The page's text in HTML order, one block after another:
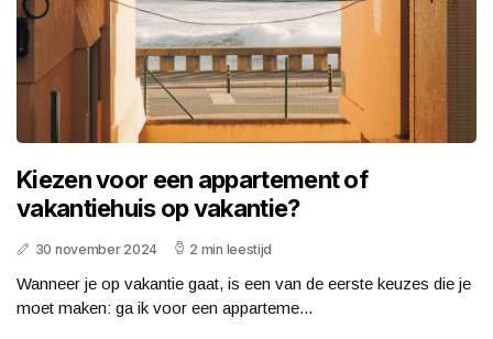
Kiezen voor een appartement of
vakantiehuis op vakantie?
30 november 2024 2 min leestijd
Wanneer je op vakantie gaat, is een van de eerste keuzes die je
moet maken: ga ik voor een apparteme...